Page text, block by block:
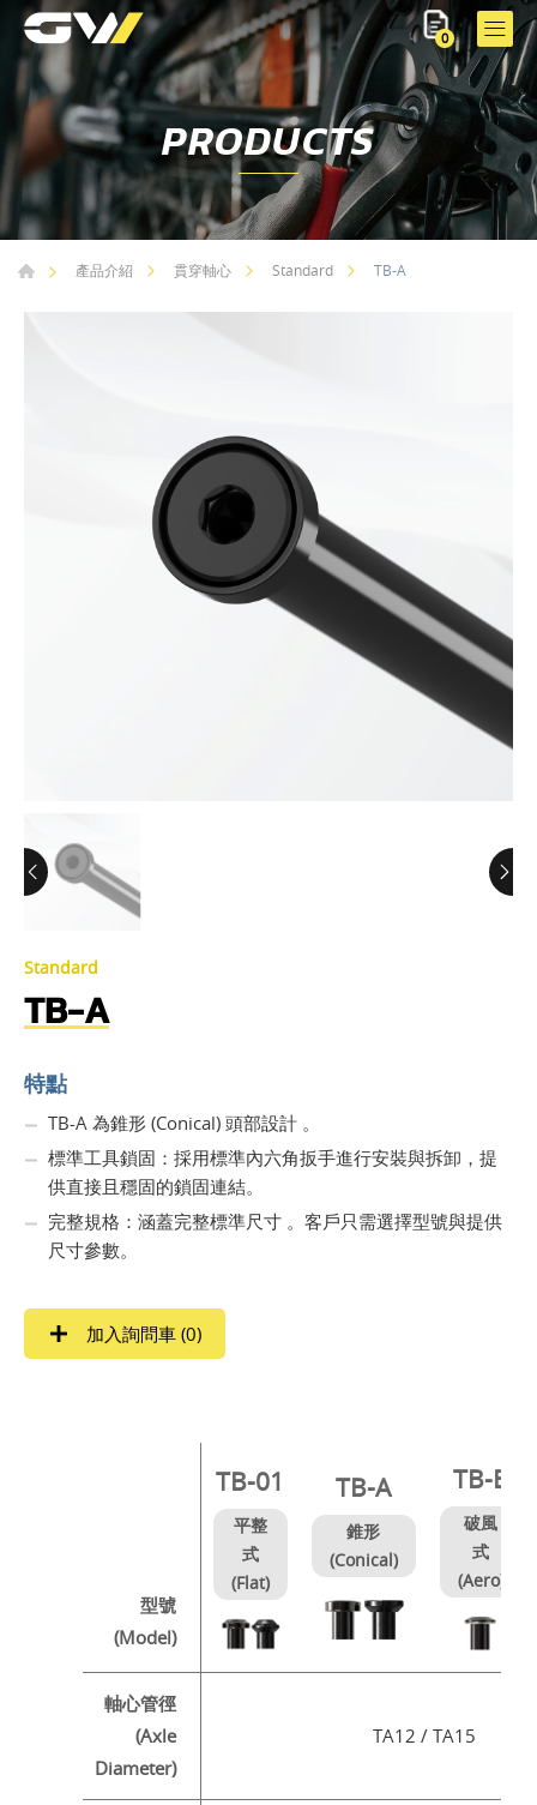
0
PRODUCTS
產品介紹 貫穿軸心 Standard TB-A
Standard
TB-A
特點
TB-A 為錐形 (Conical) 頭部設計 。
標準工具鎖固：採用標準內六角扳手進行安裝與拆卸，提
供直接且穩固的鎖固連結。
完整規格：涵蓋完整標準尺寸 。客戶只需選擇型號與提供
尺寸參數。
加入詢問車 (0)
型號
(Model)
TB-01
平整
式
(Flat)
TB-A
錐形
(Conical)
TB-B
破風
式
(Aero)
軸心管徑
(Axle
Diameter)
TA12 / TA15